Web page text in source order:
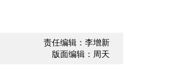
责任编辑：李增新
版面编辑：周天